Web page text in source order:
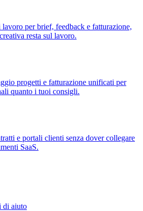
per brief, feedback e fatturazione,
resta sul lavoro.
progetti e fatturazione unificati per
quanto i tuoi consigli.
e portali clienti senza dover collegare
SaaS.
di aiuto